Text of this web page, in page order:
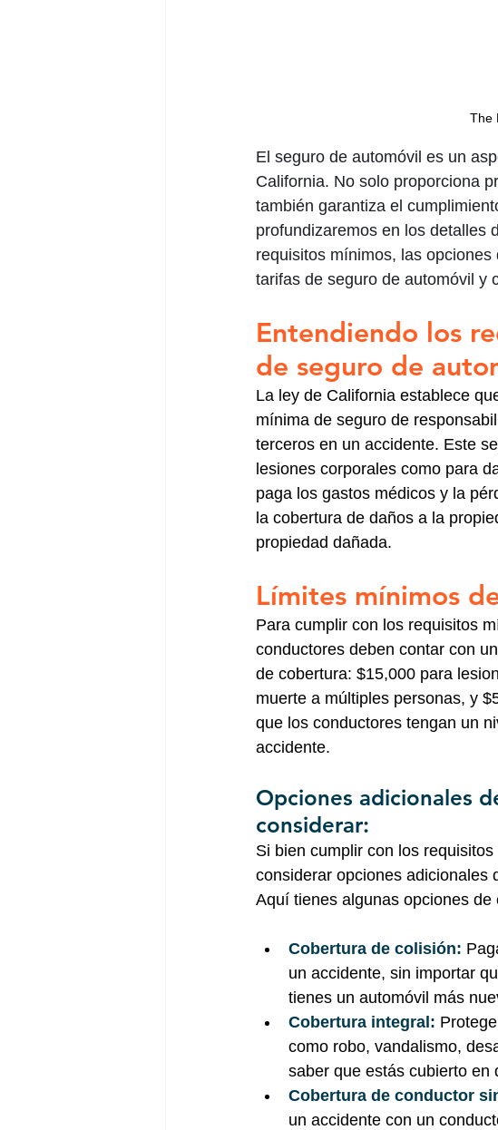
The
El seguro de automóvil es un
California. No solo proporciona
también garantiza el
profundizaremos en los detalles
requisitos mínimos, las
tarifas de seguro de automóvil y
Entendiendo los
de seguro de
La ley de California establece
mínima de seguro de
terceros en un accidente. Este
lesiones corporales como para
paga los gastos médicos y la
la cobertura de daños a la
propiedad dañada.
Límites mínimos
Para cumplir con los requisitos
conductores deben contar con
de cobertura: $15,000 para
muerte a múltiples personas, y
que los conductores tengan un
accidente.
Opciones adicionales
considerar:
Si bien cumplir con los
considerar opciones adicionales
Aquí tienes algunas opciones
Cobertura de colisión:
un accidente, sin importar
tienes un automóvil más
Cobertura integral:
como robo, vandalismo,
saber que estás cubierto en
Cobertura de conductor
un accidente con un